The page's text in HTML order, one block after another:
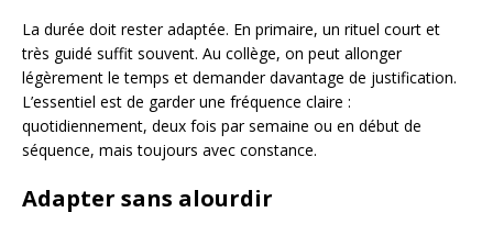
La durée doit rester adaptée. En primaire, un rituel court et
très guidé suffit souvent. Au collège, on peut allonger
légèrement le temps et demander davantage de justification.
L’essentiel est de garder une fréquence claire :
quotidiennement, deux fois par semaine ou en début de
séquence, mais toujours avec constance.
Adapter sans alourdir